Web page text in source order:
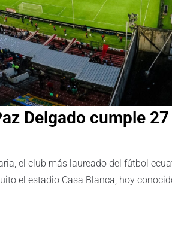
Delgado cumple
el club más laureado del fútbol
el estadio Casa Blanca, hoy